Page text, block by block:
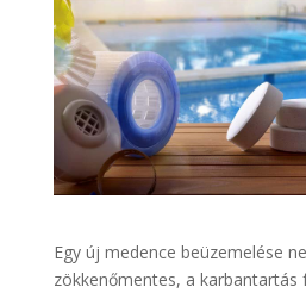
Egy új medence beüzemelése
zökkenőmentes, a